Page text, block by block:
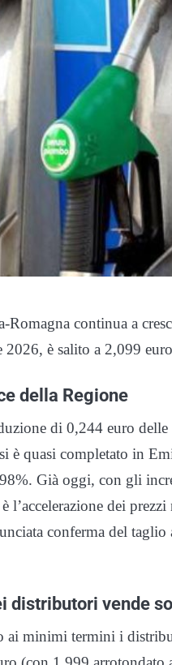
continua a
è salito a 2,099
della Regione
di 0,244 euro delle
è quasi completato in
Già oggi, con gli
l’accelerazione dei
conferma del
distributori vende
ai minimi termini i